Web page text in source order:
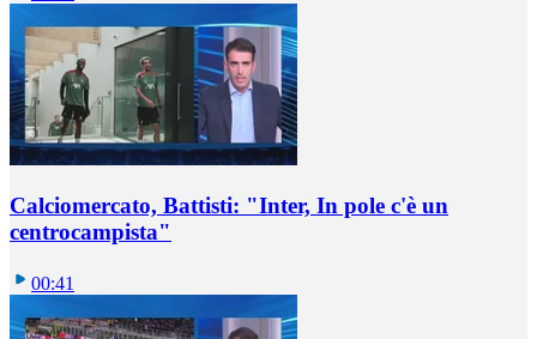
Calciomercato, Battisti: "Inter, In pole c'è un
centrocampista"
00:41